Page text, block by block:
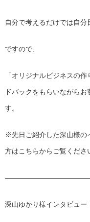
自分で考えるだけでは自分
ですので、
「オリジナルビジネスの作
ドバックをもらいながら
す。
※先日ご紹介した深山様の
方はこちらからご覧くださ
——————————
深山ゆかり様インタビュー